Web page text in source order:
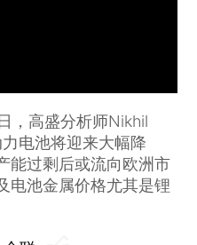
，高盛分析师Nikhil
电池将迎来大幅降
能过剩后或流向欧洲市
电池金属价格尤其是锂